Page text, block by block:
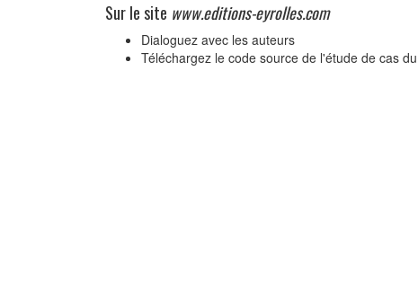
Sur le site www.editions-eyrolles.com
Dialoguez avec les auteurs
Téléchargez le code source de l'étude de cas